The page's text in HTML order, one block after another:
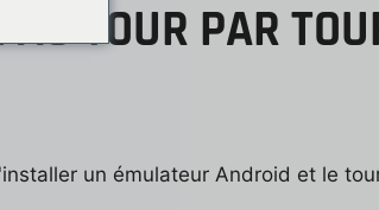
TOUR PAR
un émulateur Android et le